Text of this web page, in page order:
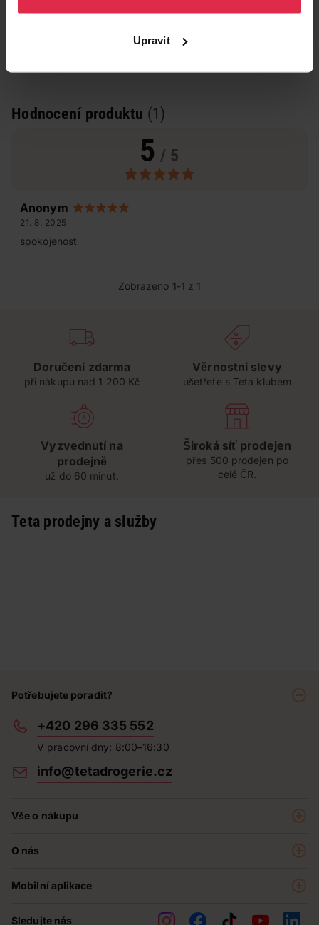
Upravit
Hodnocení produktu (1)
5 / 5
Anonym
21. 8. 2025
spokojenost
Zobrazeno 1-1 z 1
Doručení zdarma
při nákupu nad 1 200 Kč
Věrnostní slevy
ušetřete s Teta klubem
Vyzvednutí na
prodejně
už do 60 minut.
Široká síť prodejen
přes 500 prodejen po
celé ČR.
Teta prodejny a služby
Potřebujete poradit?
+420 296 335 552
V pracovní dny: 8:00–16:30
info@tetadrogerie.cz
Vše o nákupu
Prodejny
Obchodní podmínky
O nás
Teta pomáhá
Mobilní aplikace
Sledujte nás